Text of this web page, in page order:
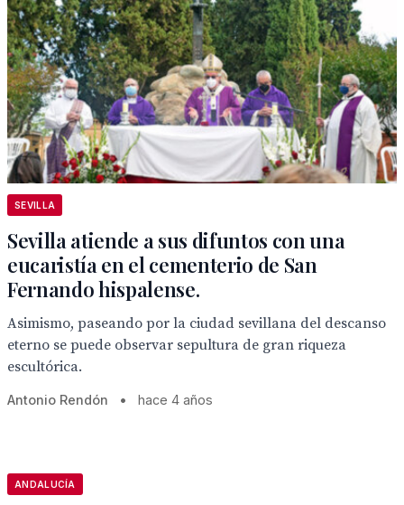
SEVILLA
Sevilla atiende a sus difuntos con una
eucaristía en el cementerio de San
Fernando hispalense.
Asimismo, paseando por la ciudad sevillana del descanso
eterno se puede observar sepultura de gran riqueza
escultórica.
Antonio Rendón • hace 4 años
ANDALUCÍA